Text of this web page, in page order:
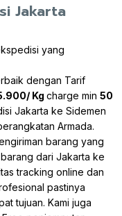
Jakarta
yang
dengan Tarif
Kg charge min 50
Jakarta ke Sidemen
Armada.
barang yang
dari Jakarta ke
tracking online dan
pastinya
tujuan. Kami juga